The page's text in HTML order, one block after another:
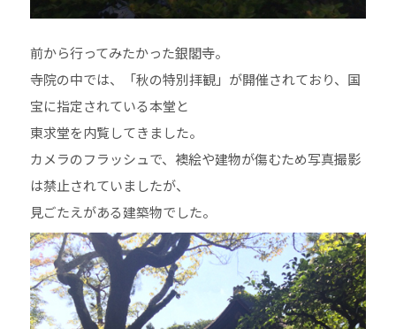
前から行ってみたかった銀閣寺。
寺院の中では、「秋の特別拝観」が開催されており、国
宝に指定されている本堂と
東求堂を内覧してきました。
カメラのフラッシュで、襖絵や建物が傷むため写真撮影
は禁止されていましたが、
見ごたえがある建築物でした。